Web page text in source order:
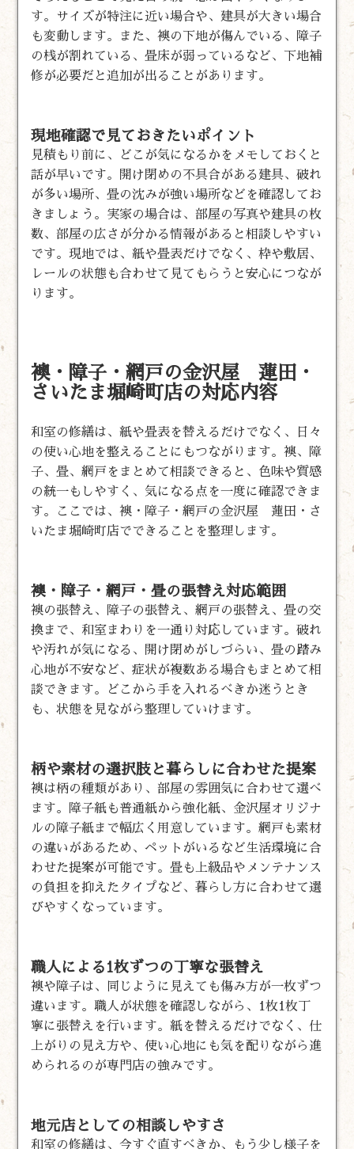
す。サイズが特注に近い場合や、建具が大きい場合
も変動します。また、襖の下地が傷んでいる、障子
の桟が割れている、畳床が弱っているなど、下地補
修が必要だと追加が出ることがあります。
現地確認で見ておきたいポイント
見積もり前に、どこが気になるかをメモしておくと
話が早いです。開け閉めの不具合がある建具、破れ
が多い場所、畳の沈みが強い場所などを確認してお
きましょう。実家の場合は、部屋の写真や建具の枚
数、部屋の広さが分かる情報があると相談しやすい
です。現地では、紙や畳表だけでなく、枠や敷居、
レールの状態も合わせて見てもらうと安心につなが
ります。
襖・障子・網戸の金沢屋 蓮田・
さいたま堀崎町店の対応内容
和室の修繕は、紙や畳表を替えるだけでなく、日々
の使い心地を整えることにもつながります。襖、障
子、畳、網戸をまとめて相談できると、色味や質感
の統一もしやすく、気になる点を一度に確認できま
す。ここでは、襖・障子・網戸の金沢屋 蓮田・さ
いたま堀崎町店でできることを整理します。
襖・障子・網戸・畳の張替え対応範囲
襖の張替え、障子の張替え、網戸の張替え、畳の交
換まで、和室まわりを一通り対応しています。破れ
や汚れが気になる、開け閉めがしづらい、畳の踏み
心地が不安など、症状が複数ある場合もまとめて相
談できます。どこから手を入れるべきか迷うとき
も、状態を見ながら整理していけます。
柄や素材の選択肢と暮らしに合わせた提案
襖は柄の種類があり、部屋の雰囲気に合わせて選べ
ます。障子紙も普通紙から強化紙、金沢屋オリジナ
ルの障子紙まで幅広く用意しています。網戸も素材
の違いがあるため、ペットがいるなど生活環境に合
わせた提案が可能です。畳も上級品やメンテナンス
の負担を抑えたタイプなど、暮らし方に合わせて選
びやすくなっています。
職人による1枚ずつの丁寧な張替え
襖や障子は、同じように見えても傷み方が一枚ずつ
違います。職人が状態を確認しながら、1枚1枚丁
寧に張替えを行います。紙を替えるだけでなく、仕
上がりの見え方や、使い心地にも気を配りながら進
められるのが専門店の強みです。
地元店としての相談しやすさ
和室の修繕は、今すぐ直すべきか、もう少し様子を